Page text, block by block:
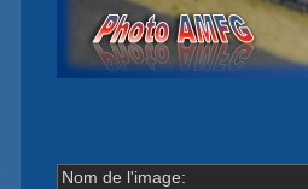
Nom de l'image: